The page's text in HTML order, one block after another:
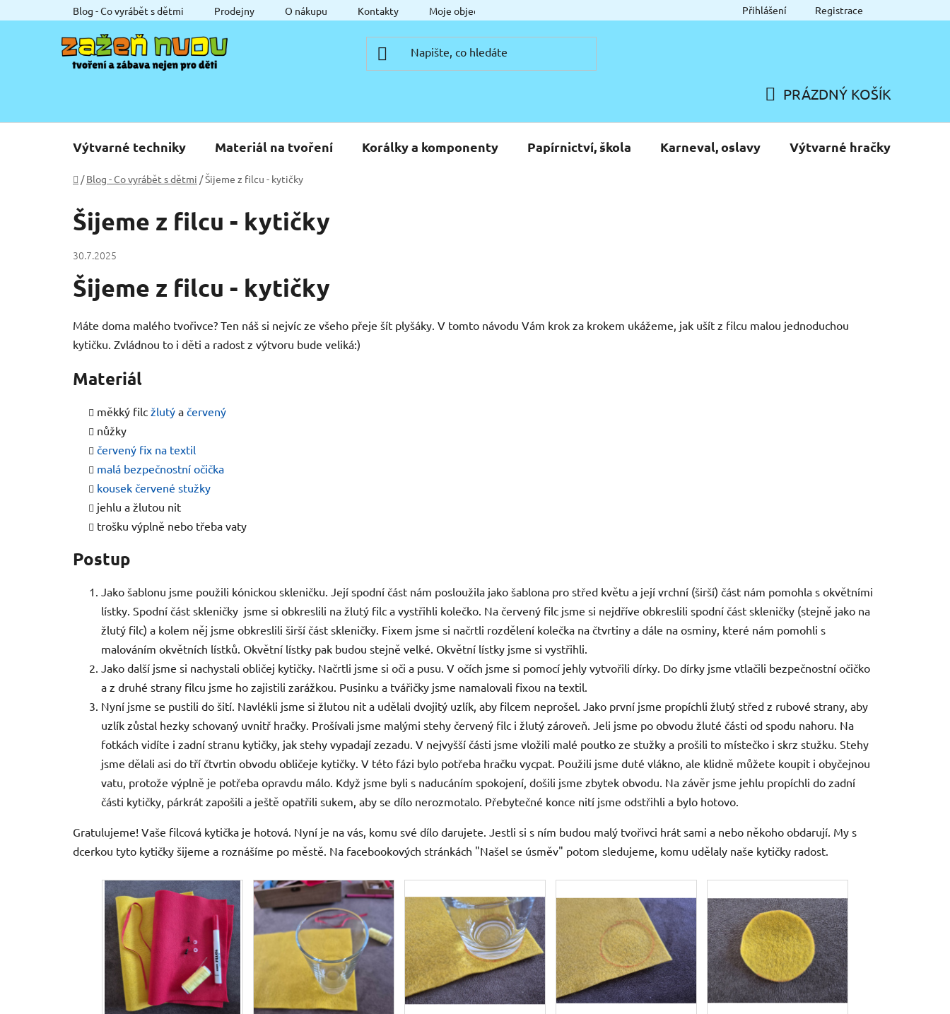
na
Blog - Co vyrábět s dětmi Prodejny O nákupu Kontakty Moje objednávka Přihlášení Registrace
KOŠÍK
PRÁZDNÝ KOŠÍK
Výtvarné techniky Materiál na tvoření Korálky a komponenty Papírnictví, škola Karneval, oslavy Výtvarné hračky
Domů
/ Blog - Co vyrábět s dětmi /Šijeme z filcu - kytičky
Šijeme z filcu - kytičky
30.7.2025
Šijeme z filcu - kytičky
Máte doma malého tvořivce? Ten náš si nejvíc ze všeho přeje šít plyšáky. V tomto návodu Vám krok za krokem ukážeme, jak ušít z filcu malou jednoduchou
kytičku. Zvládnou to i děti a radost z výtvoru bude veliká:)
Materiál
měkký filc žlutý a červený
nůžky
červený fix na textil
malá bezpečnostní očička
kousek červené stužky
jehlu a žlutou nit
trošku výplně nebo třeba vaty
Postup
Jako šablonu jsme použili kónickou skleničku. Její spodní část nám posloužila jako šablona pro střed květu a její vrchní (širší) část nám pomohla s okvětními
lístky. Spodní část skleničky jsme si obkreslili na žlutý filc a vystřihli kolečko. Na červený filc jsme si nejdříve obkreslili spodní část skleničky (stejně jako na
žlutý filc) a kolem něj jsme obkreslili širší část skleničky. Fixem jsme si načrtli rozdělení kolečka na čtvrtiny a dále na osminy, které nám pomohli s
malováním okvětních lístků. Okvětní lístky pak budou stejně velké. Okvětní lístky jsme si vystřihli.
Jako další jsme si nachystali obličej kytičky. Načrtli jsme si oči a pusu. V očích jsme si pomocí jehly vytvořili dírky. Do dírky jsme vtlačili bezpečnostní očičko
a z druhé strany filcu jsme ho zajistili zarážkou. Pusinku a tvářičky jsme namalovali fixou na textil.
Nyní jsme se pustili do šití. Navlékli jsme si žlutou nit a udělali dvojitý uzlík, aby filcem neprošel. Jako první jsme propíchli žlutý střed z rubové strany, aby
uzlík zůstal hezky schovaný uvnitř hračky. Prošívali jsme malými stehy červený filc i žlutý zároveň. Jeli jsme po obvodu žluté části od spodu nahoru. Na
fotkách vidíte i zadní stranu kytičky, jak stehy vypadají zezadu. V nejvyšší části jsme vložili malé poutko ze stužky a prošili to místečko i skrz stužku. Stehy
jsme dělali asi do tří čtvrtin obvodu obličeje kytičky. V této fázi bylo potřeba hračku vycpat. Použili jsme duté vlákno, ale klidně můžete koupit i obyčejnou
vatu, protože výplně je potřeba opravdu málo. Když jsme byli s naducáním spokojení, došili jsme zbytek obvodu. Na závěr jsme jehlu propíchli do zadní
části kytičky, párkrát zapošili a ještě opatřili sukem, aby se dílo nerozmotalo. Přebytečné konce nití jsme odstřihli a bylo hotovo.
Gratulujeme! Vaše filcová kytička je hotová. Nyní je na vás, komu své dílo darujete. Jestli si s ním budou malý tvořivci hrát sami a nebo někoho obdarují. My s
dcerkou tyto kytičky šijeme a roznášíme po městě. Na facebookových stránkách "Našel se úsměv" potom sledujeme, komu udělaly naše kytičky radost.